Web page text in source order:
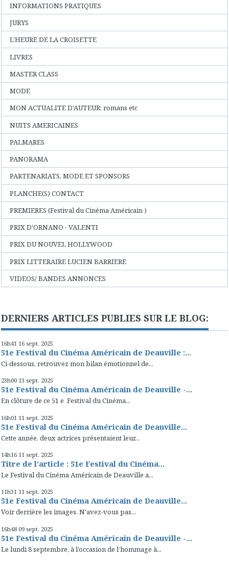
INFORMATIONS PRATIQUES
JURYS
L'HEURE DE LA CROISETTE
LIVRES
MASTER CLASS
MODE
MON ACTUALITE D'AUTEUR: romans etc
NUITS AMERICAINES
PALMARES
PANORAMA
PARTENARIATS, MODE ET SPONSORS
PLANCHE(S) CONTACT
PREMIERES (Festival du Cinéma Américain )
PRIX D'ORNANO - VALENTI
PRIX DU NOUVEL HOLLYWOOD
PRIX LITTERAIRE LUCIEN BARRIERE
VIDEOS/ BANDES ANNONCES
DERNIERS ARTICLES PUBLIES SUR LE BLOG:
16h41 16 sept. 2025
51e Festival du Cinéma Américain de Deauville :...
Ci-dessous, retrouvez mon bilan émotionnel de...
23h00 13 sept. 2025
51e Festival du Cinéma Américain de Deauville -...
En clôture de ce 51 e Festival du Cinéma...
16h01 11 sept. 2025
51e Festival du Cinéma Américain de Deauville...
Cette année, deux actrices présentaient leur...
14h16 11 sept. 2025
Titre de l’article : 51e Festival du Cinéma...
Le Festival du Cinéma Américain de Deauville a...
11h31 11 sept. 2025
51e Festival du Cinéma Américain de Deauville...
Voir derrière les images. N'avez-vous pas...
16h48 09 sept. 2025
51e Festival du Cinéma Américain de Deauville -...
Le lundi 8 septembre, à l’occasion de l’hommage à...